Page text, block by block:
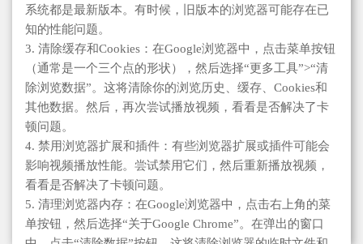
系统都是最新版本。有时候，旧版本的浏览器可能存在已
知的性能问题。
3. 清除缓存和Cookies：在Google浏览器中，点击菜单按钮
（通常是一个三个点的形状），然后选择“更多工具”>“清
除浏览数据”。这将清除你的浏览历史、缓存、Cookies和
其他数据。然后，再次尝试播放视频，看看是否解决了卡
顿问题。
4. 禁用浏览器扩展和插件：有些浏览器扩展或插件可能会
影响视频播放性能。尝试禁用它们，然后重新播放视频，
看看是否解决了卡顿问题。
5. 清理浏览器内存：在Google浏览器中，点击右上角的菜
单按钮，然后选择“关于Google Chrome”。在弹出的窗口